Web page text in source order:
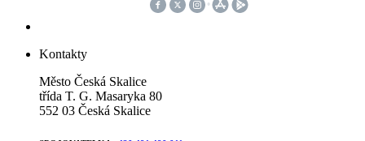
Kontakty
Město Česká Skalice
třída T. G. Masaryka 80
552 03 Česká Skalice